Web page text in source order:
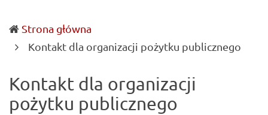
Strona główna
Kontakt dla organizacji pożytku publicznego
Kontakt dla organizacji
pożytku publicznego